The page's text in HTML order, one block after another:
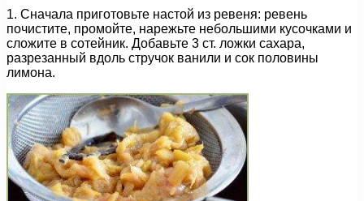
1. Сначала приготовьте настой из ревеня: ревень
почистите, промойте, нарежьте небольшими кусочками и
сложите в сотейник. Добавьте 3 ст. ложки сахара,
разрезанный вдоль стручок ванили и сок половины
лимона.